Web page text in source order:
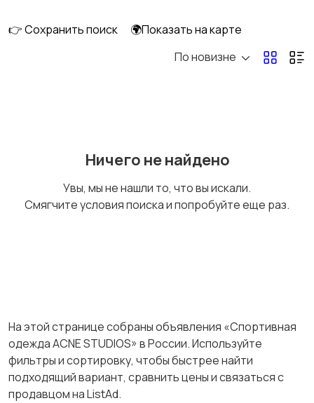
Пиджаки и костюмы
Другое
👉 Сохранить поиск
🌍Показать на карте
По новизне
Ничего не найдено
Увы, мы не нашли то, что вы искали.
Смягчите условия поиска и попробуйте еще раз.
На этой странице собраны объявления «Спортивная
одежда ACNE STUDIOS» в России. Используйте
фильтры и сортировку, чтобы быстрее найти
подходящий вариант, сравнить цены и связаться с
продавцом на ListAd.